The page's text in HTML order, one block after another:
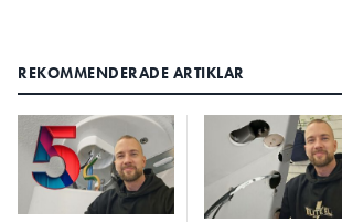
REKOMMENDERADE ARTIKLAR